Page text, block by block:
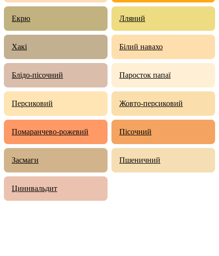
Екрю Лляний
Хакі Білий навахо
Блідо-пісочний Паросток папаї
Персиковий Жовто-персиковий
Помаранчево-рожевий Пісочний
Засмаги Пшеничний
Циннвальдит